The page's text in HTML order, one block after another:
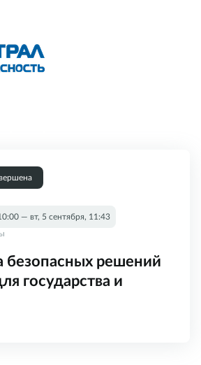
— вт, 5 сентября, 11:43
безопасных решений
государства и